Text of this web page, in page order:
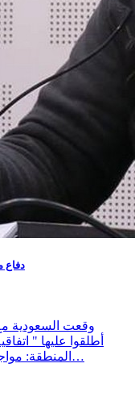
دفاع
وقعت السعودية مع
أطلقوا عليها "
المنطقة: مواجهة إيران لأمريكا والكيان، علاقة متوترة مع…